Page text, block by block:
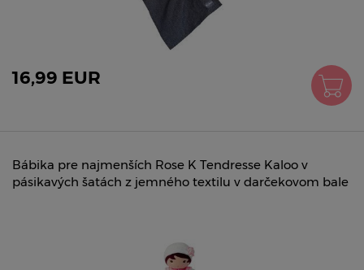
16,99 EUR
Bábika pre najmenších Rose K Tendresse Kaloo v
pásikavých šatách z jemného textilu v darčekovom bale